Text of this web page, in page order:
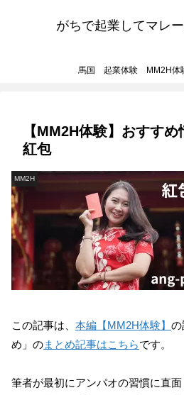
がちで起業してマレ
馬国 起業体験 MM2H体
【MM2H体験】おすす
紅包
MM2H
この記事は、 本編【MM2H体験】 の
め」のまとめ記事はこちらです。
筆者が最初にアンパオの習慣に直面